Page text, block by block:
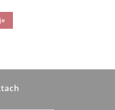
Ten
ma
na
produktu